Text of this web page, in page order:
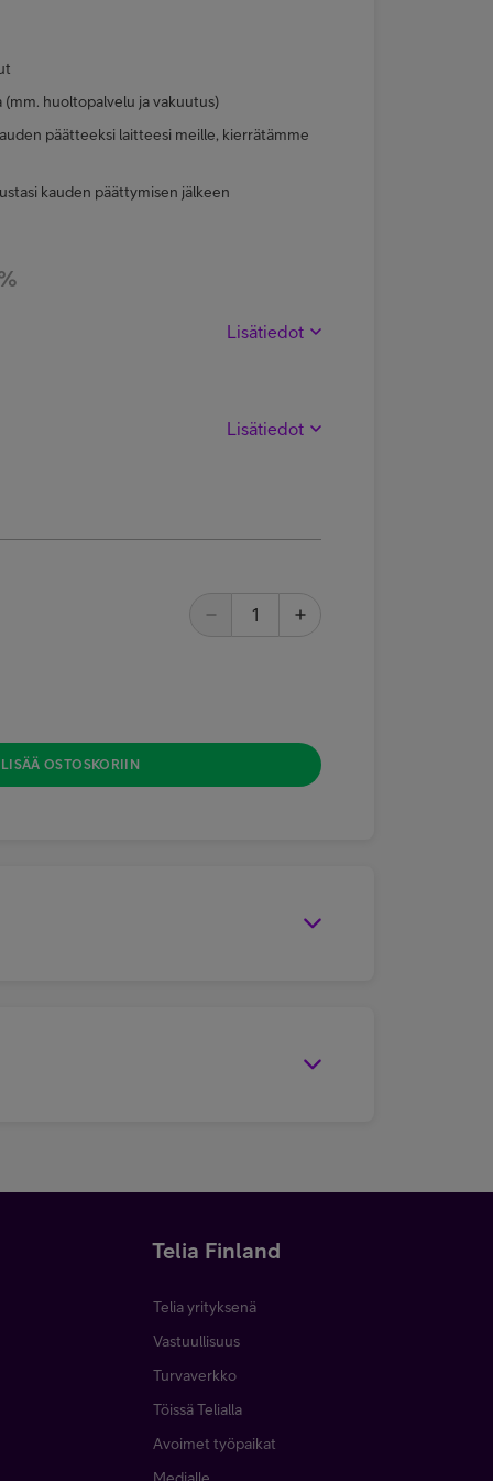
(mm. huoltopalvelu ja vakuutus)
päätteeksi laitteesi meille, kierrätämme
kauden päättymisen jälkeen
Lisätiedot
Lisätiedot
LISÄÄ OSTOSKORIIN
Telia Finland
Telia yrityksenä
Vastuullisuus
Turvaverkko
Töissä Telialla
Avoimet työpaikat